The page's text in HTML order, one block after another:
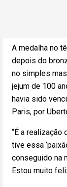
A medalha no
depois do
no simples
jejum de 100
havia sido
Paris, por
“É a realização
tive essa
conseguido na
Estou muito